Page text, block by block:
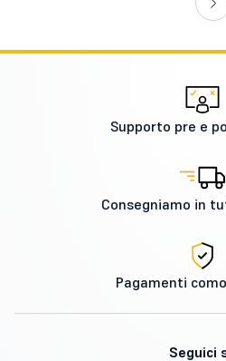
Supporto pre e
Consegniamo in
Pagamenti
Seguici